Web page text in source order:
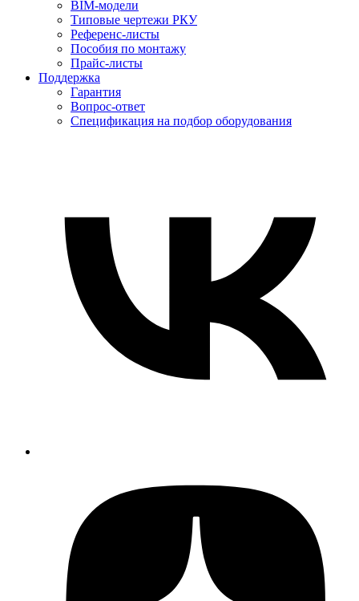
BIM-модели
Типовые чертежи РКУ
Референс-листы
Пособия по монтажу
Прайс-листы
Поддержка
Гарантия
Вопрос-ответ
Спецификация на подбор оборудования